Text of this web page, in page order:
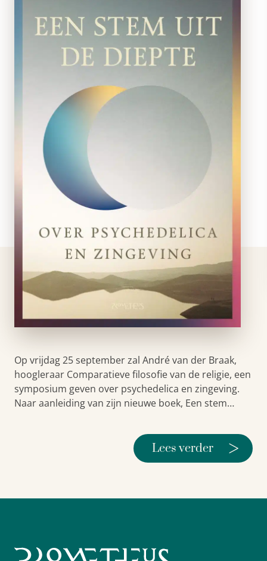
Op vrijdag 25 september zal André van der Braak,
hoogleraar Comparatieve filosofie van de religie, een
symposium geven over psychedelica en zingeving.
Naar aanleiding van zijn nieuwe boek, Een stem…
Lees verder >